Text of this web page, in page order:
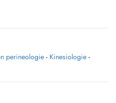
et particuliers. Facilement
et Kirchberg (via le
rendez-vous rapidement sur
perineologie - Kinesiologie -